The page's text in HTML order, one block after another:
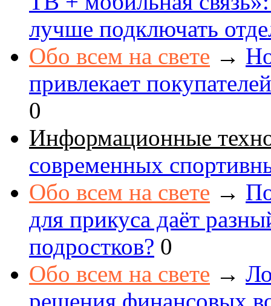
лучше подключать
Обо всем на свете →
привлекает
0
Информационные
современных
Обо всем на свете →
для прикуса даёт
подростков? 0
Обо всем на свете →